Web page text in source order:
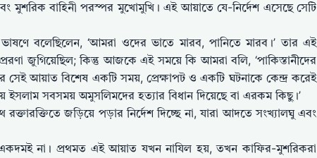
মুশরিক বাহিনী পরস্পর মুখোমুখি। এই আয়াতে যে-নির্দেশ এসেছে সেটি
বলেছিলেন, ‘আমরা ওদের ভাতে মারব, পানিতে মারব।’ তার এই
জুগিয়েছিল; কিন্তু আজকে এই সময়ে কি আমরা বলি, ‘পাকিস্তানীদের
আয়াত বিশেষ একটি সময়, প্রেক্ষাপট ও একটি ঘটনাকে কেন্দ্র করেই
ইসলাম সবসময় অমুসলিমদের হত্যার বিধান দিয়েছে বা এরকম কিছু।’
জড়িয়ে পড়ার নির্দেশ দিচ্ছে না, যারা আদতে সংখ্যালঘু এবং
না। প্রথমত এই আয়াত যখন নাযিল হয়, তখন কাফির-মুশরিকরা